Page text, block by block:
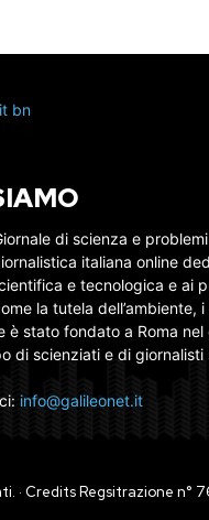
di scienza e
italiana online
e tecnologica e ai
la tutela dell’ambiente,
è stato fondato a Roma
di scienziati e di giornalisti
info@galileonet.it
· Credits Regsitrazione n°